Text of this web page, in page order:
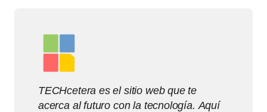
TECHcetera es el sitio web que te
acerca al futuro con la tecnología. Aquí